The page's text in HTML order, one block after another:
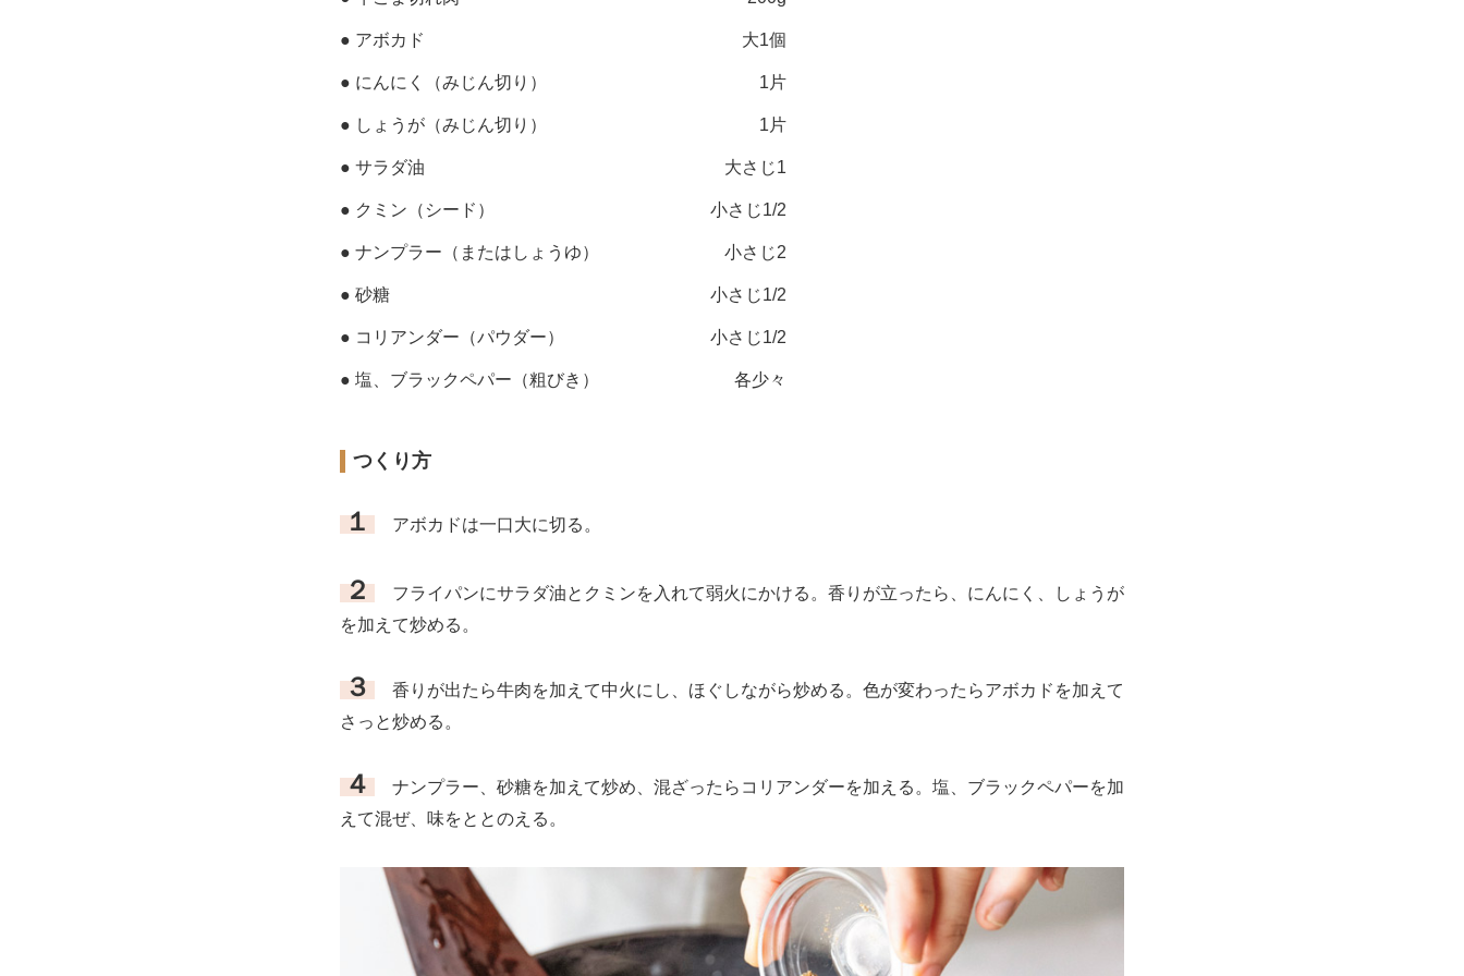
● アボカド 大1個
● にんにく（みじん切り） 1片
● しょうが（みじん切り） 1片
● サラダ油 大さじ1
● クミン（シード） 小さじ1/2
● ナンプラー（またはしょうゆ） 小さじ2
● 砂糖 小さじ1/2
● コリアンダー（パウダー） 小さじ1/2
● 塩、ブラックペパー（粗びき） 各少々
つくり方
１ アボカドは一口大に切る。
２
フライパンにサラダ油とクミンを入れて弱火にかける。香りが立ったら、にんにく、しょうが
を加えて炒める。
３
香りが出たら牛肉を加えて中火にし、ほぐしながら炒める。色が変わったらアボカドを加えて
さっと炒める。
４
ナンプラー、砂糖を加えて炒め、混ざったらコリアンダーを加える。塩、ブラックペパーを加
えて混ぜ、味をととのえる。